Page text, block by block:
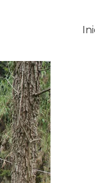
En Vivo